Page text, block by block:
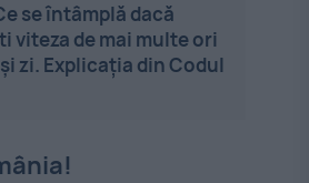
se întâmplă dacă
viteza de mai multe ori
zi. Explicația din Codul